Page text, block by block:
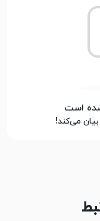
است
بیان می‌کند!